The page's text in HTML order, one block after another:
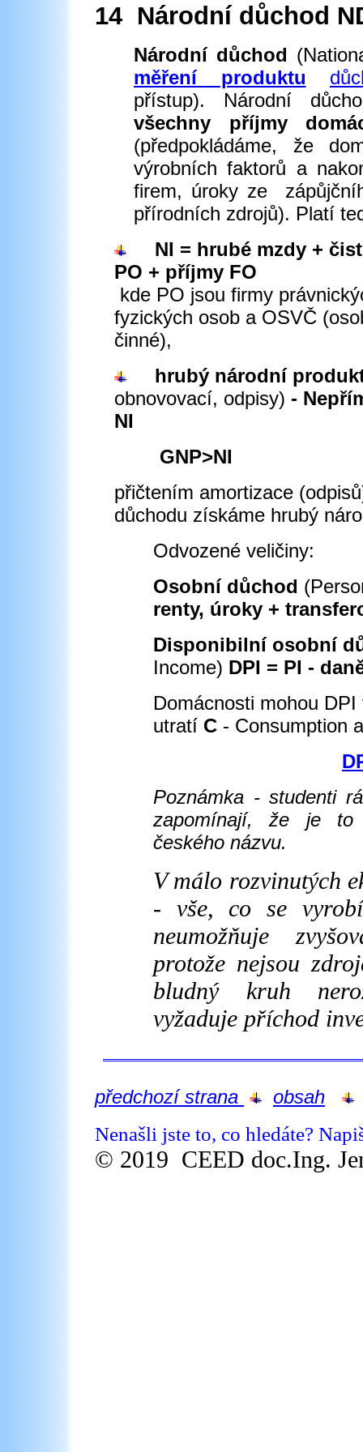
14 Národní důchod
Národní důchod
měření produktu
přístup). Národní
všechny příjmy
(předpokládáme, že
výrobních faktorů a
firem, úroky ze
přírodních zdrojů). Platí
NI = hrubé mzdy +
PO + příjmy FO
kde PO jsou firmy
fyzických osob a OSVČ
činné),
hrubý národní
obnovovací, odpisy) -
NI
GNP>NI
přičtením amortizace
důchodu získáme hrubý
Odvozené veličiny:
Osobní důchod
renty, úroky +
Disponibilní osobní
Income) DPI = PI -
Domácnosti mohou
utratí C - Consumption
Poznámka - studenti
zapomínají, že je to
českého názvu.
V málo rozvinutých
- vše, co se
neumožňuje
protože nejsou
bludný kruh
vyžaduje příchod
předchozí strana
obsah
Nenašli jste to, co hledáte?
© 2019 CEED doc.Ing.